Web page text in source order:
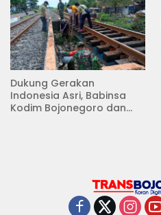
Dukung Gerakan
Indonesia Asri, Babinsa
Kodim Bojonegoro dan